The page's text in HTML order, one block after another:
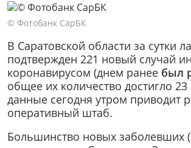
© Фотобанк СарБК
В Саратовской области за сутки
подтвержден 221 новый случай
коронавирусом (днем ранее был
общее их количество достигло 23
данные сегодня утром приводит
оперативный штаб.
Большинство новых заболевших